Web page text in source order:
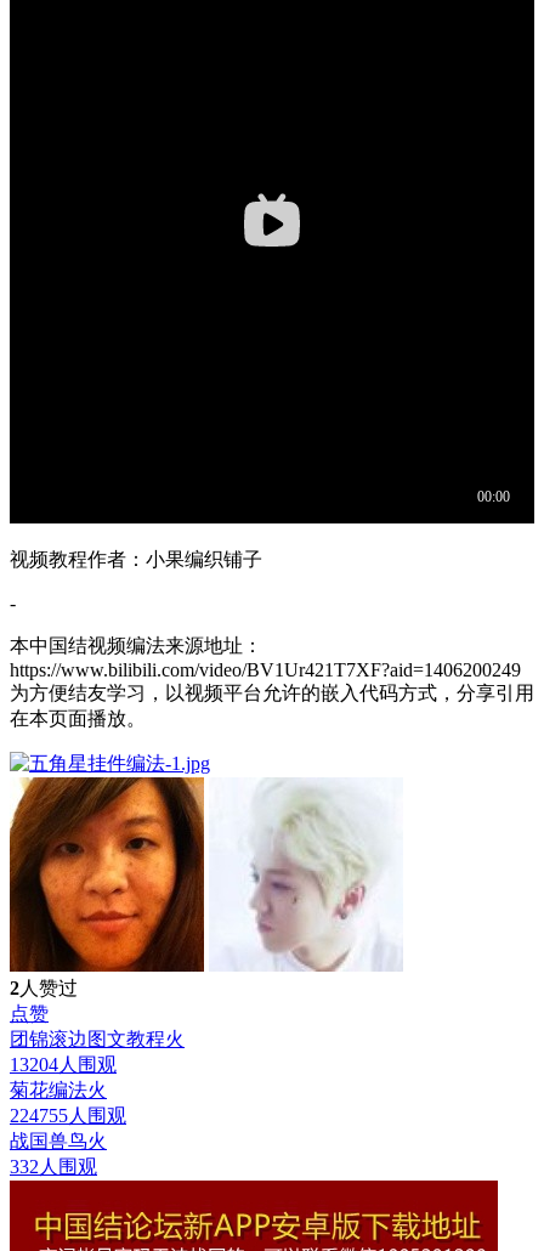
视频教程作者：小果编织铺子
-
本中国结视频编法来源地址：
https://www.bilibili.com/video/BV1Ur421T7XF?aid=1406200249
为方便结友学习，以视频平台允许的嵌入代码方式，分享引用
在本页面播放。
2人赞过
点赞
团锦滚边图文教程火
13204人围观
菊花编法火
224755人围观
战国兽鸟火
332人围观